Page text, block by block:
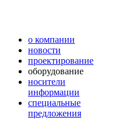
о компании
новости
проектирование
оборудование
носители
информации
специальные
предложения